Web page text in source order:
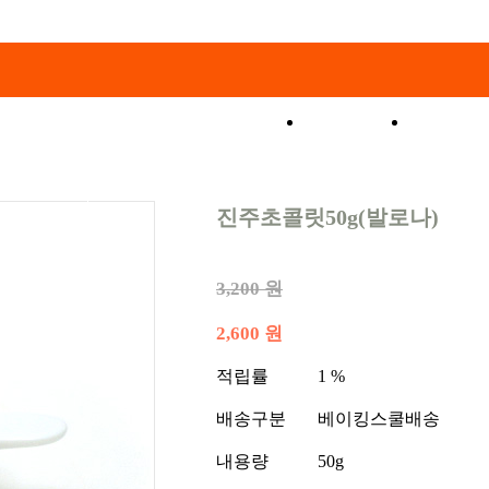
진주초콜릿50g(발로나)
3,200 원
2,600 원
적립률 1 %
배송구분 베이킹스쿨배송
내용량 50g